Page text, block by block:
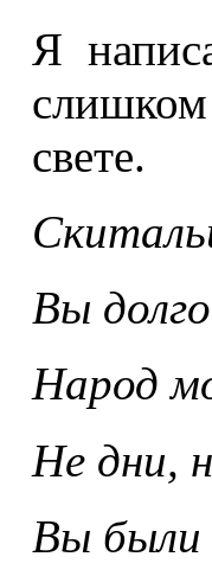
Я
свете.
Вы
Народ
Не дни,
Вы были